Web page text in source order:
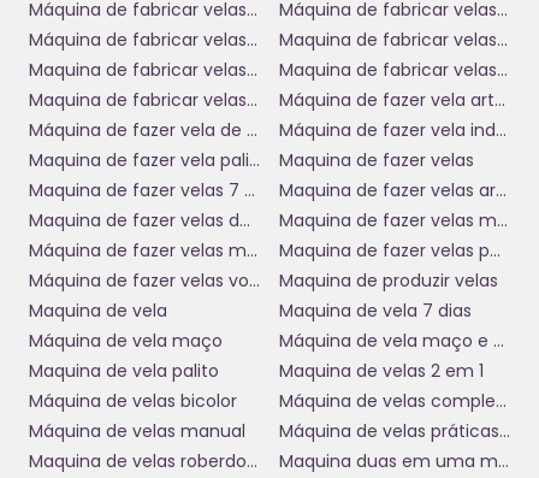
precisa para conquistar consumidores e se destacar na
competição.
Facilidade de Uso e Manutenção
A operação damáquina para fabricar velas botter
simplificada, o que a torna acessível até mesmo para
iniciantes. Com um painel de controle intuitivo, você pode
programar a produção com facilidade, garantindo que a
máquina funcione de acordo com suas especificações. Isso
reduz a necessidade de treinamento intensivo para a equipe
e acelera a curva de aprendizado.
A manutenção da máquina é igualmente simplificada, com
componentes fáceis de acessar e substituir. Isso minimiza o
tempo de inatividade e maximiza a produtividade da sua
linha de produção. Além disso, oferecemos suporte técnico
contínuo para resolver questões e garantir que sua máquina
opere nas melhores condições.
Máquina de fabricar velas 7 dias
Máquina de fabricar velas botter
Máquina de fabricar velas de parafina
Maquina de fabricar velas palito
Maquina de fabricar velas preço
Maquina de fabricar velas usada
Maquina de fabricar velas usadas
Máquina de fazer vela artesanal
Máquina de fazer vela de 7 dias
Máquina de fazer vela industrial
Maquina de fazer vela palito
Maquina de fazer velas
Maquina de fazer velas 7 dias
Maquina de fazer velas aromaticas
Maquina de fazer velas de parafina
Maquina de fazer velas manual
Máquina de fazer velas manual
Maquina de fazer velas palito e 7 dias
Máquina de fazer velas votivas
Maquina de produzir velas
Maquina de vela
Maquina de vela 7 dias
Máquina de vela maço
Máquina de vela maço e 7 dias
Maquina de vela palito
Maquina de velas 2 em 1
Máquina de velas bicolor
Máquina de velas completa
Máquina de velas manual
Máquina de velas práticas manual
Maquina de velas roberdoni
Maquina duas em uma maço e 7 dias